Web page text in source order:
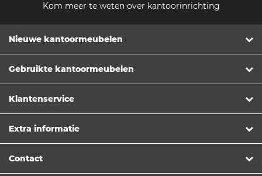
Kom meer te weten over kantoorinrichting
Nieuwe kantoormeubelen
Gebruikte kantoormeubelen
Klantenservice
Extra informatie
Contact